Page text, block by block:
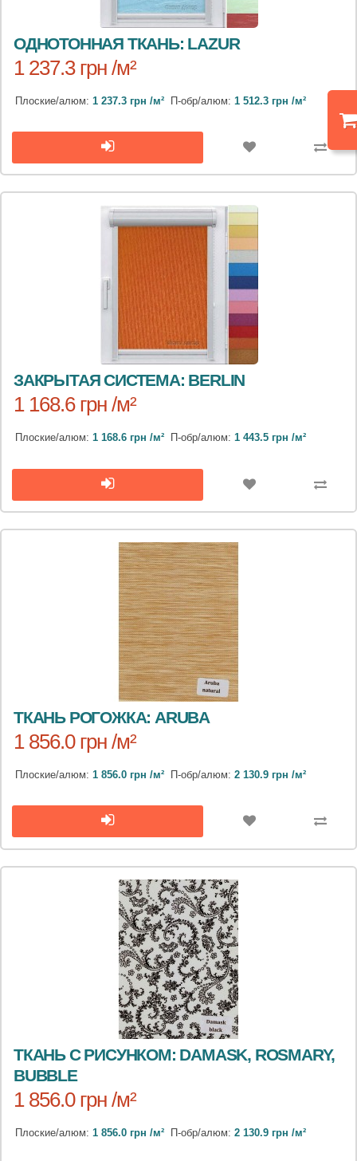
ОДНОТОННАЯ ТКАНЬ: LAZUR
1 237.3 грн /м²
Плоские/алюм: 1 237.3 грн /м² П-обр/алюм: 1 512.3 грн /м²
ЗАКРЫТАЯ СИСТЕМА: BERLIN
1 168.6 грн /м²
Плоские/алюм: 1 168.6 грн /м² П-обр/алюм: 1 443.5 грн /м²
ТКАНЬ РОГОЖКА: ARUBA
1 856.0 грн /м²
Плоские/алюм: 1 856.0 грн /м² П-обр/алюм: 2 130.9 грн /м²
ТКАНЬ С РИСУНКОМ: DAMASK, ROSMARY,
BUBBLE
1 856.0 грн /м²
Плоские/алюм: 1 856.0 грн /м² П-обр/алюм: 2 130.9 грн /м²